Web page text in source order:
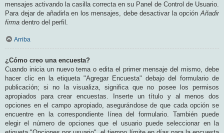
mensajes activando la casilla correcta en su Panel de Control de Usuario.
Para dejar de añadirla en los mensajes, debe desactivar la opciónAñadir
firma dentro del perfil.
Arriba
¿Cómo creo una encuesta?
Cuando inicia un nuevo tema o edita el primer mensaje del mismo, debe
hacer clic en la etiqueta "Agregar Encuesta" debajo del formulario de
publicación; si no la visualiza, significa que no posee los permisos
apropiados para crear encuestas. Inserte un título y al menos dos
opciones en el campo apropiado, asegurándose de que cada opción se
encuentre en la correspondiente línea del formulario. También puede
elegir el número de opciones que el usuario puede seleccionar en la